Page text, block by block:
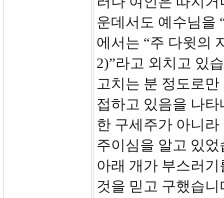
운데서도 예수님을
에서는 “주 다윗의
2)”라고 외치고 있
고치는 분 정도로
접하고 있음을 나
한 구세주가 아니
주이심을 알고 있
아래 개가 부스러
것을 믿고 구했습니